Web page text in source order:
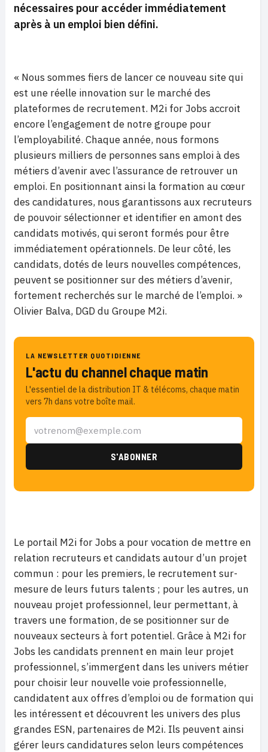
nécessaires pour accéder immédiatement
après à un emploi bien défini.
« Nous sommes fiers de lancer ce nouveau site qui
est une réelle innovation sur le marché des
plateformes de recrutement. M2i for Jobs accroit
encore l’engagement de notre groupe pour
l’employabilité. Chaque année, nous formons
plusieurs milliers de personnes sans emploi à des
métiers d’avenir avec l’assurance de retrouver un
emploi. En positionnant ainsi la formation au cœur
des candidatures, nous garantissons aux recruteurs
de pouvoir sélectionner et identifier en amont des
candidats motivés, qui seront formés pour être
immédiatement opérationnels. De leur côté, les
candidats, dotés de leurs nouvelles compétences,
peuvent se positionner sur des métiers d’avenir,
fortement recherchés sur le marché de l’emploi. »
Olivier Balva, DGD du Groupe M2i.
LA NEWSLETTER QUOTIDIENNE
L'actu du channel chaque matin
L'essentiel de la distribution IT & télécoms, chaque matin
vers 7h dans votre boîte mail.
Le portail M2i for Jobs a pour vocation de mettre en
relation recruteurs et candidats autour d’un projet
commun : pour les premiers, le recrutement sur-
mesure de leurs futurs talents ; pour les autres, un
nouveau projet professionnel, leur permettant, à
travers une formation, de se positionner sur de
nouveaux secteurs à fort potentiel. Grâce à M2i for
Jobs les candidats prennent en main leur projet
professionnel, s’immergent dans les univers métier
pour choisir leur nouvelle voie professionnelle,
candidatent aux offres d’emploi ou de formation qui
les intéressent et découvrent les univers des plus
grandes ESN, partenaires de M2i. Ils peuvent ainsi
gérer leurs candidatures selon leurs compétences